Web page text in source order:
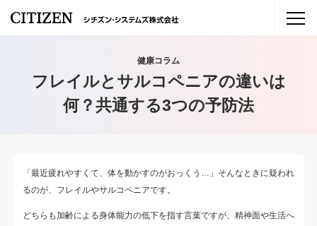
健康コラム
フレイルとサルコペニアの違いは
何？共通する3つの予防法
「最近疲れやすくて、体を動かすのがおっくう…」そんなときに疑われ
るのが、フレイルやサルコペニアです。
どちらも加齢による身体能力の低下を指す言葉ですが、精神面や生活へ